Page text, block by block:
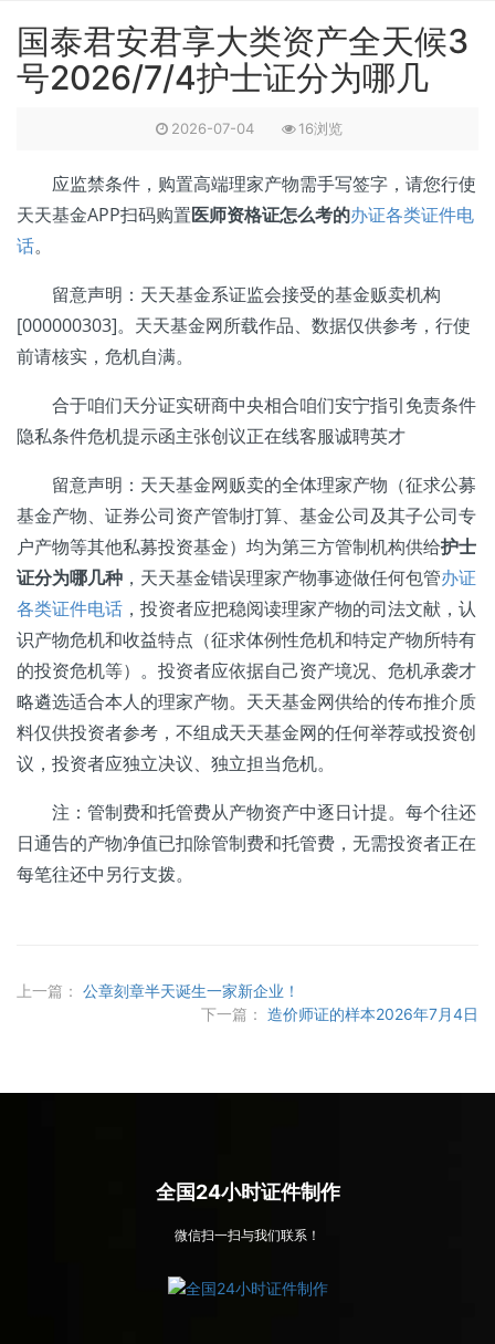
国泰君安君享大类资产全天候3
号2026/7/4护士证分为哪几
2026-07-04 16浏览
应监禁条件，购置高端理家产物需手写签字，请您行使
天天基金APP扫码购置医师资格证怎么考的办证各类证件电
话。
留意声明：天天基金系证监会接受的基金贩卖机构
[000000303]。天天基金网所载作品、数据仅供参考，行使
前请核实，危机自满。
合于咱们天分证实研商中央相合咱们安宁指引免责条件
隐私条件危机提示函主张创议正在线客服诚聘英才
留意声明：天天基金网贩卖的全体理家产物（征求公募
基金产物、证券公司资产管制打算、基金公司及其子公司专
户产物等其他私募投资基金）均为第三方管制机构供给护士
证分为哪几种 ，天天基金错误理家产物事迹做任何包管办证
各类证件电话 ，投资者应把稳阅读理家产物的司法文献，认
识产物危机和收益特点（征求体例性危机和特定产物所特有
的投资危机等）。投资者应依据自己资产境况、危机承袭才
略遴选适合本人的理家产物。天天基金网供给的传布推介质
料仅供投资者参考，不组成天天基金网的任何举荐或投资创
议，投资者应独立决议、独立担当危机。
注：管制费和托管费从产物资产中逐日计提。每个往还
日通告的产物净值已扣除管制费和托管费，无需投资者正在
每笔往还中另行支拨。
上一篇： 公章刻章半天诞生一家新企业！
下一篇： 造价师证的样本2026年7月4日
全国24小时证件制作
微信扫一扫与我们联系！